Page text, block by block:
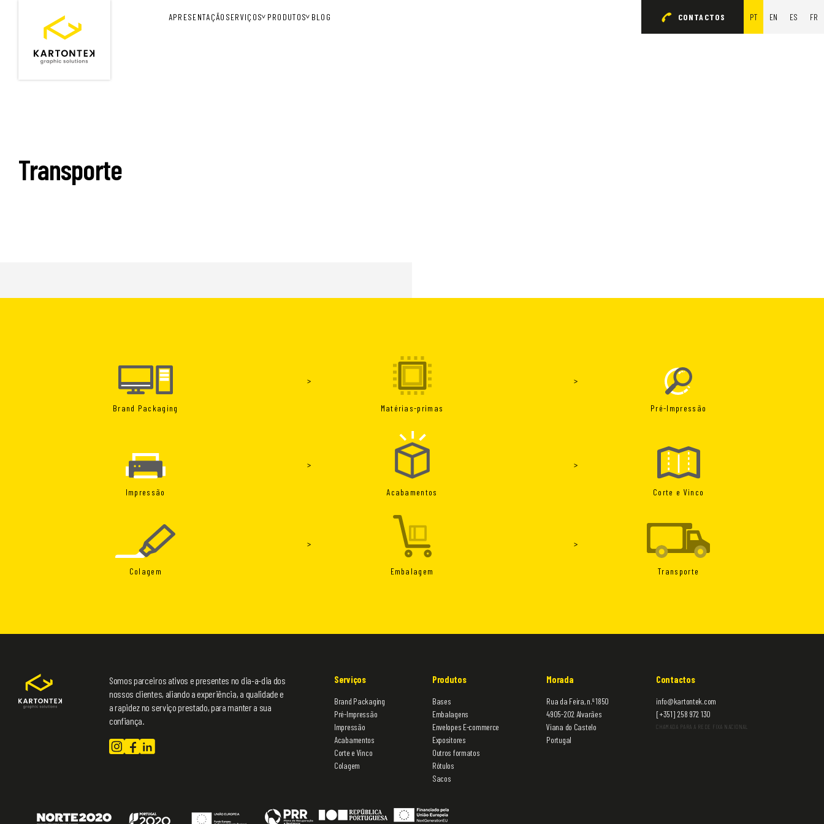
APRESENTAÇÃO SERVIÇOS PRODUTOS BLOG CONTACTOS PT EN ES FR
Transporte
Brand Packaging Matérias-primas Pré-Impressão
Impressão Acabamentos Corte e Vinco
Colagem Embalagem Transporte
Somos parceiros ativos e presentes no dia-a-dia dos
nossos clientes, aliando a experiência, a qualidade e
a rapidez no serviço prestado, para manter a sua
confiança.
Serviços
Brand Packaging
Pré-Impressão
Impressão
Acabamentos
Corte e Vinco
Colagem
Produtos
Bases
Embalagens
Envelopes E-commerce
Expositores
Outros formatos
Rótulos
Sacos
Morada
Rua da Feira, n.º 1850
4905-202 Alvarães
Viana do Castelo
Portugal
Contactos
info@kartontek.com
[+351] 258 972 130
CHAMADA PARA A REDE FIXA NACIONAL